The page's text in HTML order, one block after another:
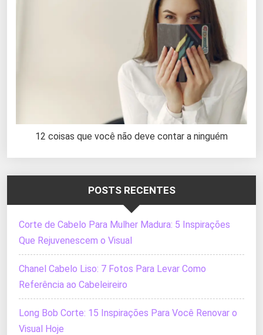
12 coisas que você não deve contar a ninguém
POSTS RECENTES
Corte de Cabelo Para Mulher Madura: 5 Inspirações
Que Rejuvenescem o Visual
Chanel Cabelo Liso: 7 Fotos Para Levar Como
Referência ao Cabeleireiro
Long Bob Corte: 15 Inspirações Para Você Renovar o
Visual Hoje